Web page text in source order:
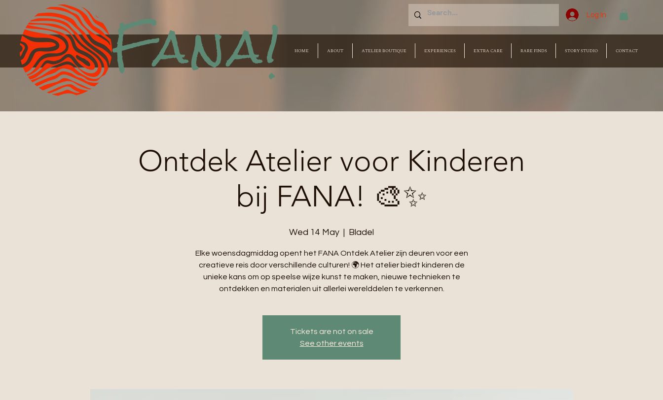
HOME ABOUT ATELIER BOUTIQUE EXPERIENCES EXTRA CARE RARE FINDS STORY STUDIO CONTACT
Fana! Log In
Ontdek Atelier voor Kinderen
bij FANA! 🎨✨
Wed 14 May
  |
Bladel
Elke woensdagmiddag opent het FANA Ontdek Atelier zijn deuren voor een
creatieve reis door verschillende culturen! 🌍 Het atelier biedt kinderen de
unieke kans om op speelse wijze kunst te maken, nieuwe technieken te
ontdekken en materialen uit allerlei werelddelen te verkennen.
Tickets are not on sale
See other events